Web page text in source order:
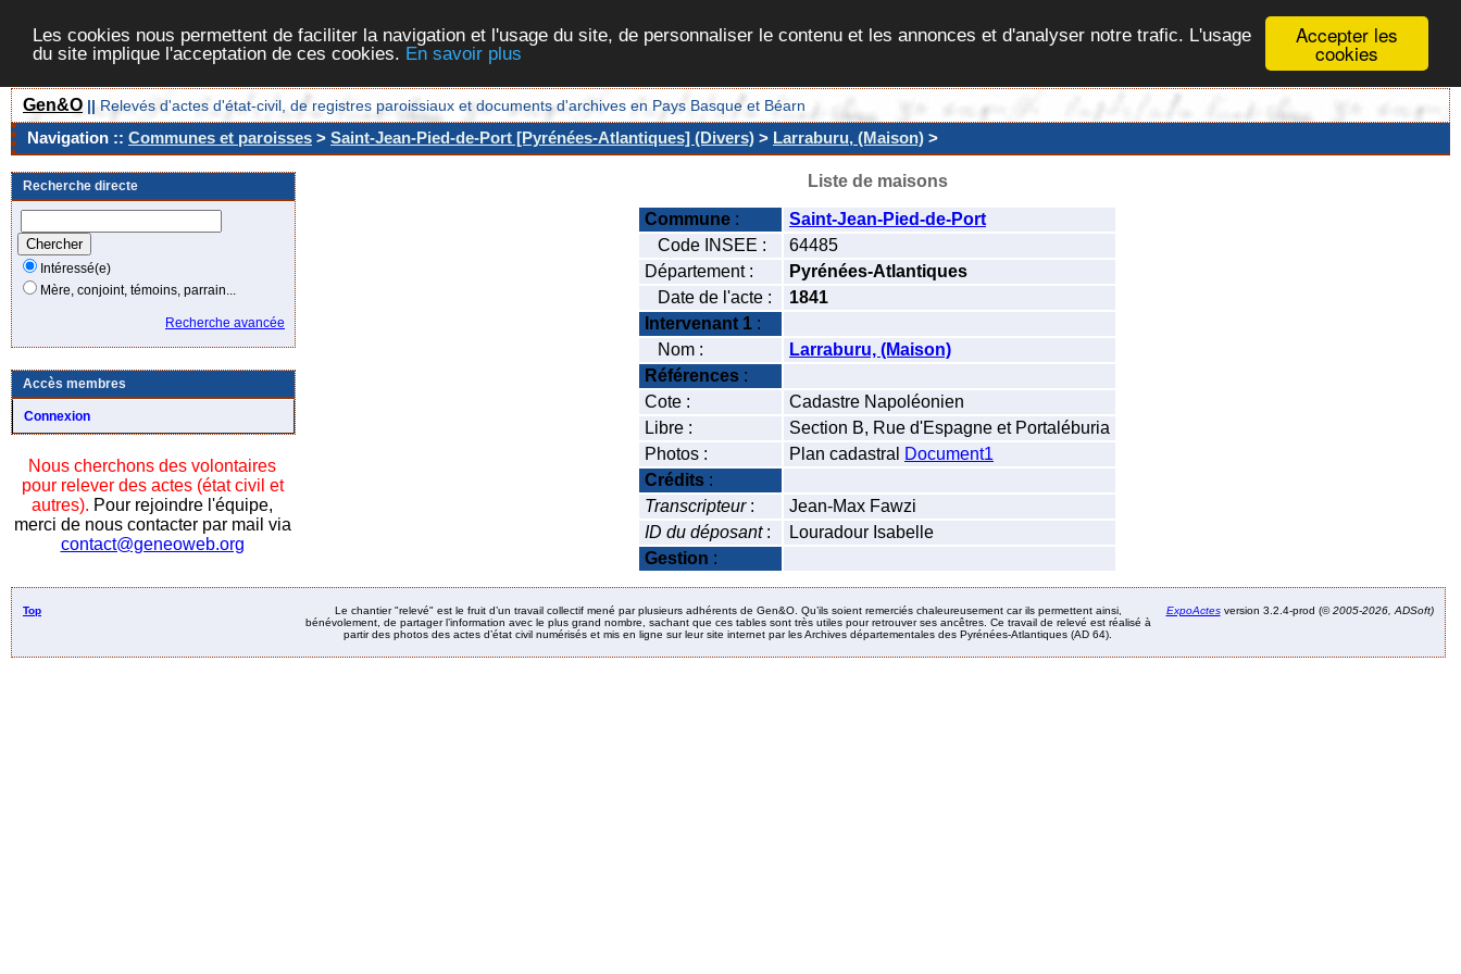
Accepter les
cookies
Les cookies nous permettent de faciliter la navigation et l'usage du site, de personnaliser le contenu et les annonces et d'analyser notre trafic. L'usage
du site implique l'acceptation de ces cookies. En savoir plus
Gen&O || Relevés d'actes d'état-civil, de registres paroissiaux et documents d'archives en Pays Basque et Béarn
Navigation :: Communes et paroisses > Saint-Jean-Pied-de-Port [Pyrénées-Atlantiques] (Divers) > Larraburu, (Maison) >
Recherche directe
Intéressé(e)
Mère, conjoint, témoins, parrain...
Recherche avancée
Accès membres
Connexion
Nous cherchons des volontaires
pour relever des actes (état civil et
autres). Pour rejoindre l'équipe,
merci de nous contacter par mail via
contact@geneoweb.org
Liste de maisons
Commune :
Saint-Jean-Pied-de-Port
Code INSEE :
64485
Département :
Pyrénées-Atlantiques
Date de l'acte :
1841
Intervenant 1 :
Nom :
Larraburu, (Maison)
Références :
Cote :
Cadastre Napoléonien
Libre :
Section B, Rue d'Espagne et Portaléburia
Photos :
Plan cadastral
Document1
Crédits :
Transcripteur:
Jean-Max Fawzi
ID du déposant:
Louradour Isabelle
Gestion :
Top
Le chantier "relevé" est le fruit d’un travail collectif mené par plusieurs adhérents de Gen&O. Qu’ils soient remerciés chaleureusement car ils permettent ainsi,
bénévolement, de partager l’information avec le plus grand nombre, sachant que ces tables sont très utiles pour retrouver ses ancêtres. Ce travail de relevé est réalisé à
partir des photos des actes d’état civil numérisés et mis en ligne sur leur site internet par les Archives départementales des Pyrénées-Atlantiques (AD 64).
ExpoActesversion 3.2.4-prod (©2005-2026, ADSoft)